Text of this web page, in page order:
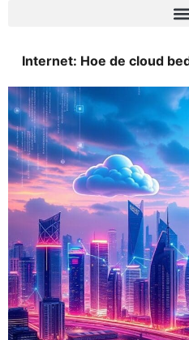
Internet: Hoe de cloud